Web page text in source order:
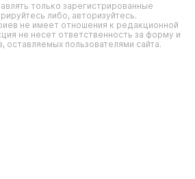
только зарегистрированные
либо, авторизуйтесь.
не имеет отношения к редакционной
не несет ответственность за форму и
оставляемых пользователями сайта.